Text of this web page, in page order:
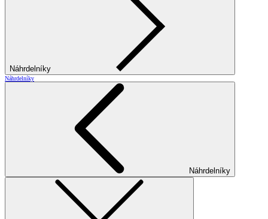
Náhrdelníky
Náhrdelníky
Náhrdelníky